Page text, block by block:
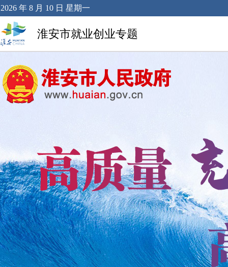
2026 年 8 月 10 日 星期一
淮安市就业创业专题